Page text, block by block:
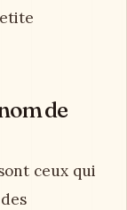
de
ceux qui